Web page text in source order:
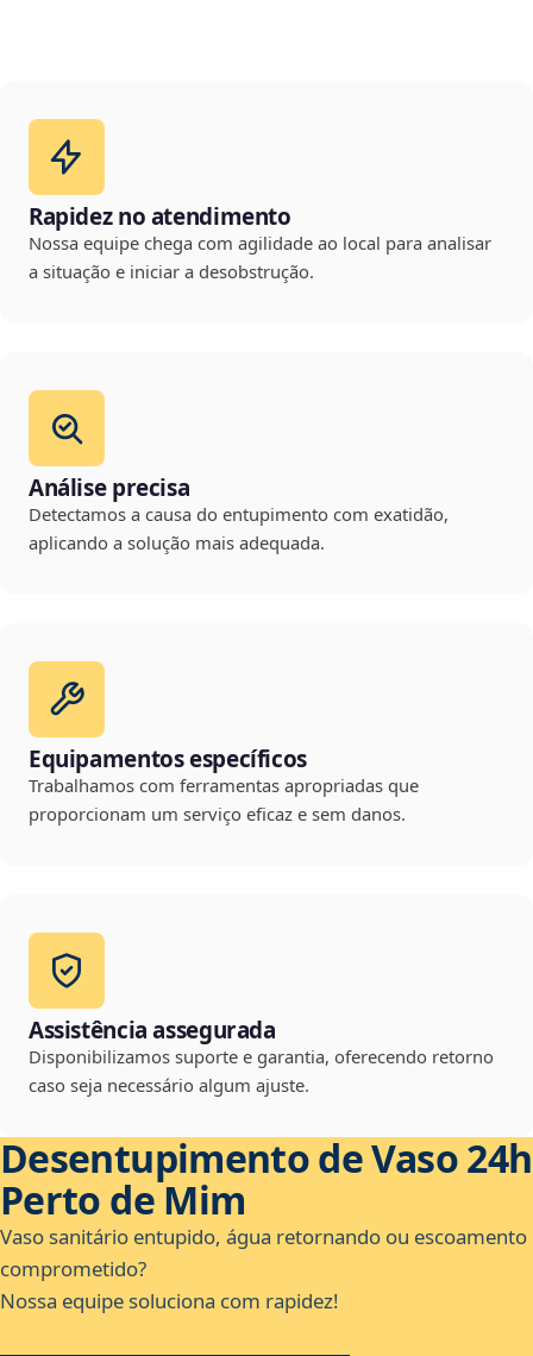
Rapidez no atendimento
Nossa equipe chega com agilidade ao local para analisar
a situação e iniciar a desobstrução.
Análise precisa
Detectamos a causa do entupimento com exatidão,
aplicando a solução mais adequada.
Equipamentos específicos
Trabalhamos com ferramentas apropriadas que
proporcionam um serviço eficaz e sem danos.
Assistência assegurada
Disponibilizamos suporte e garantia, oferecendo retorno
caso seja necessário algum ajuste.
Desentupimento de Vaso 24h
Perto de Mim
Vaso sanitário entupido, água retornando ou escoamento
comprometido?
Nossa equipe soluciona com rapidez!